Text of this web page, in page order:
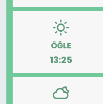
ÖĞLE
13:25
TEKNOLOJİ
Yaşam